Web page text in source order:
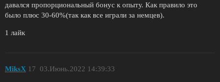
давался пропорциональный бонус к опыту. Как правило это
было плюс 30-60%(так как все играли за немцев).
1 лайк
MiksX 03.Июнь.2022 14:39:33
17